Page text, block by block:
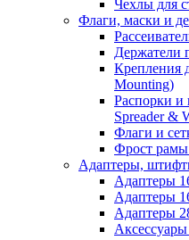
Чехлы для
Флаги, маски и
Держатели
Крепления
Mounting)
Распорки и
Spreader &
Флаги и
Фрост
Адаптеры,
Адаптеры
Адаптеры
Адаптеры